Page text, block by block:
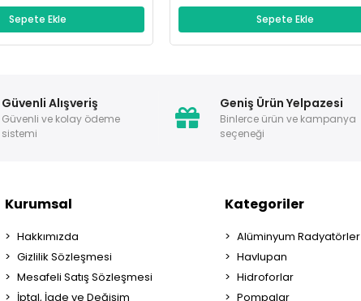
Sepete Ekle Sepete Ekle
Güvenli Alışveriş
Güvenli ve kolay ödeme
sistemi
Geniş Ürün Yelpazesi
Binlerce ürün ve kampanya
seçeneği
Kurumsal
Hakkımızda
Gizlilik Sözleşmesi
Mesafeli Satış Sözleşmesi
İptal, İade ve Değişim
Kategoriler
Alüminyum Radyatörler
Havlupan
Hidroforlar
Pompalar